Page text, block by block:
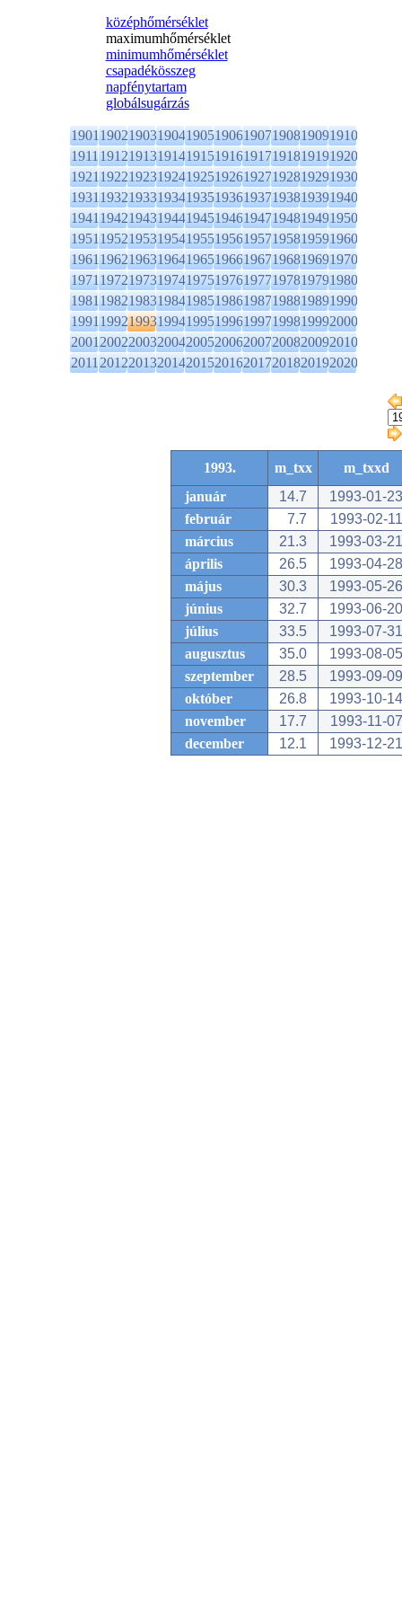
középhőmérséklet
maximumhőmérséklet
minimumhőmérséklet
csapadékösszeg
napfénytartam
globálsugárzás
1901190219031904190519061907190819091910
1911191219131914191519161917191819191920
1921192219231924192519261927192819291930
1931193219331934193519361937193819391940
1941194219431944194519461947194819491950
1951195219531954195519561957195819591960
1961196219631964196519661967196819691970
1971197219731974197519761977197819791980
1981198219831984198519861987198819891990
1991199219931994199519961997199819992000
2001200220032004200520062007200820092010
2011201220132014201520162017201820192020
1993. m_txx
m_txxd
január
14.7
1993-01-23
február
7.7
1993-02-11
március
21.3
1993-03-21
április
26.5
1993-04-28
május
30.3
1993-05-26
június
32.7
1993-06-20
július
33.5
1993-07-31
augusztus
35.0
1993-08-05
szeptember
28.5
1993-09-09
október
26.8
1993-10-14
november
17.7
1993-11-07
december
12.1 1993-12-21